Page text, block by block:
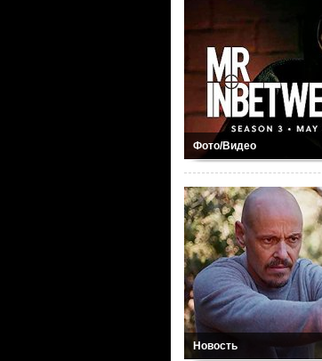
Фото/Видео
Новость